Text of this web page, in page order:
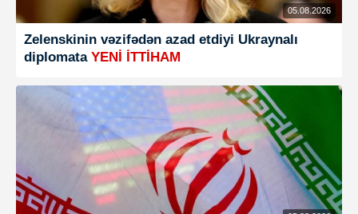
05.08.2026
Zelenskinin vəzifədən azad etdiyi Ukraynalı
diplomata YENİ İTTİHAM